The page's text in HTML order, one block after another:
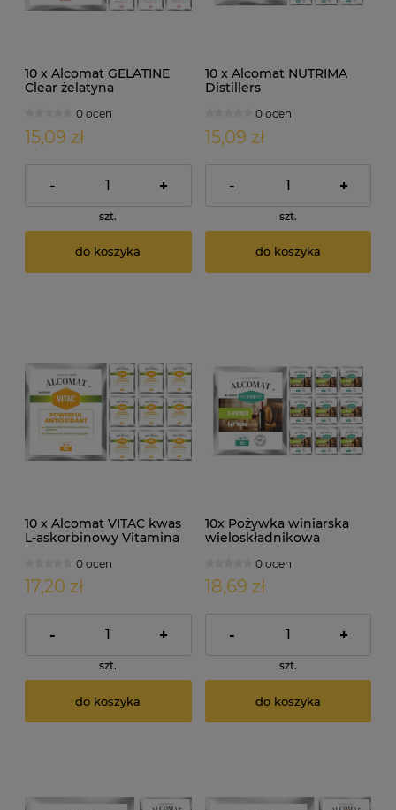
10 x Alcomat GELATINE
Clear żelatyna
0 ocen
15,09 zł
- +
szt.
do koszyka
10 x Alcomat NUTRIMA
Distillers
pożywka gorzelnicza 10g
0 ocen
15,09 zł
- +
szt.
do koszyka
10 x Alcomat VITAC kwas
L-askorbinowy Vitamina
0 ocen
17,20 zł
- +
szt.
do koszyka
10x Pożywka winiarska
wieloskładnikowa
0 ocen
18,69 zł
- +
szt.
do koszyka